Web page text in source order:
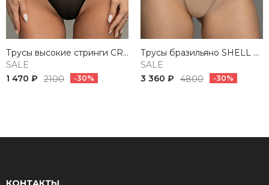
Трусы высокие стринги CRYSTAL BLACK
SALE
1 470 ₽
2100 -30%
Трусы бразильяно SHELL BLACK&CREAM
SALE
3 360 ₽
4800 -30%